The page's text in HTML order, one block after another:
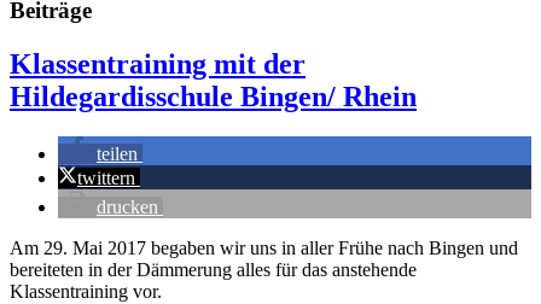
Beiträge
Klassentraining mit der
Hildegardisschule Bingen/ Rhein
teilen
twittern
drucken
Am 29. Mai 2017 begaben wir uns in aller Frühe nach Bingen und
bereiteten in der Dämmerung alles für das anstehende
Klassentraining vor.